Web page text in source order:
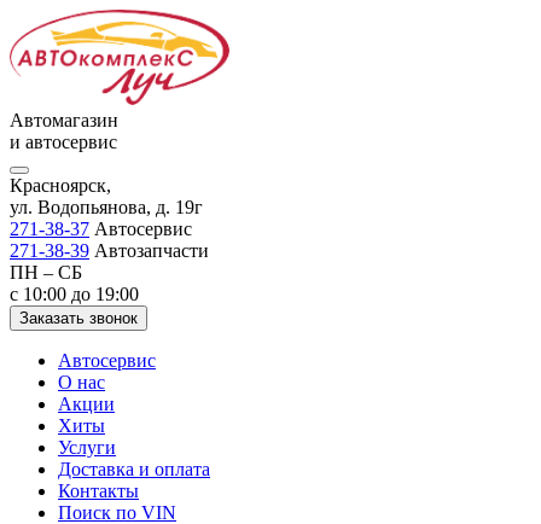
Автомагазин
и автосервис
Красноярск,
ул. Водопьянова, д. 19г
271-38-37 Автосервис
271-38-39 Автозапчасти
ПН – СБ
с 10:00 до 19:00
Заказать звонок
Автосервис
О нас
Акции
Хиты
Услуги
Доставка и оплата
Контакты
Поиск по VIN